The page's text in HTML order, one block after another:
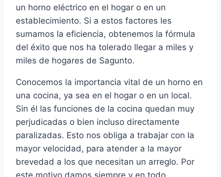
un horno eléctrico en el hogar o en un
establecimiento. Si a estos factores les
sumamos la eficiencia, obtenemos la fórmula
del éxito que nos ha tolerado llegar a miles y
miles de hogares de Sagunto.
Conocemos la importancia vital de un horno en
una cocina, ya sea en el hogar o en un local.
Sin él las funciones de la cocina quedan muy
perjudicadas o bien incluso directamente
paralizadas. Esto nos obliga a trabajar con la
mayor velocidad, para atender a la mayor
brevedad a los que necesitan un arreglo. Por